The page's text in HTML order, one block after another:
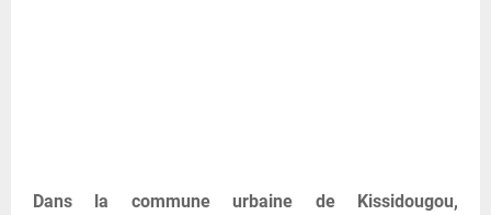
Dans la commune urbaine de Kissidougou,